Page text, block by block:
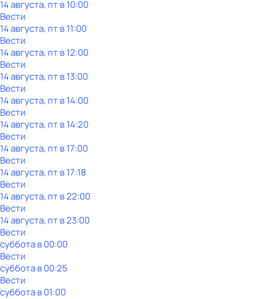
14 августа, пт в 10:00
Вести
14 августа, пт в 11:00
Вести
14 августа, пт в 12:00
Вести
14 августа, пт в 13:00
Вести
14 августа, пт в 14:00
Вести
14 августа, пт в 14:20
Вести
14 августа, пт в 17:00
Вести
14 августа, пт в 17:18
Вести
14 августа, пт в 22:00
Вести
14 августа, пт в 23:00
Вести
субботав00:00
Вести
субботав00:25
Вести
субботав01:00